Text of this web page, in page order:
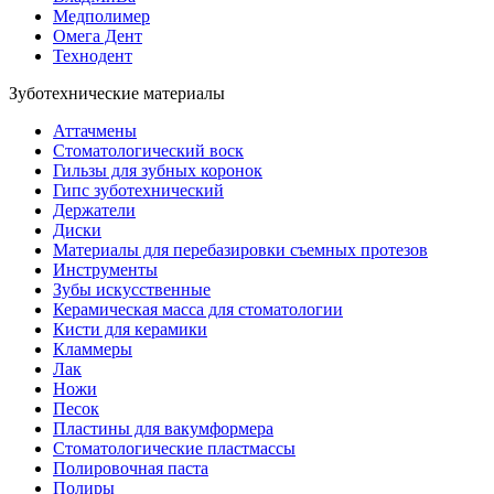
Медполимер
Омега Дент
Технодент
Зуботехнические материалы
Аттачмены
Стоматологический воск
Гильзы для зубных коронок
Гипс зуботехнический
Держатели
Диски
Материалы для перебазировки съемных протезов
Инструменты
Зубы искусственные
Керамическая масса для стоматологии
Кисти для керамики
Кламмеры
Лак
Ножи
Песок
Пластины для вакумформера
Стоматологические пластмассы
Полировочная паста
Полиры